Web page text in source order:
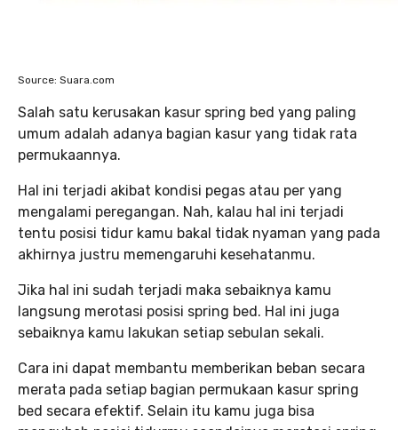
Source: Suara.com
Salah satu kerusakan kasur spring bed yang paling
umum adalah adanya bagian kasur yang tidak rata
permukaannya.
Hal ini terjadi akibat kondisi pegas atau per yang
mengalami peregangan. Nah, kalau hal ini terjadi
tentu posisi tidur kamu bakal tidak nyaman yang pada
akhirnya justru memengaruhi kesehatanmu.
Jika hal ini sudah terjadi maka sebaiknya kamu
langsung merotasi posisi spring bed. Hal ini juga
sebaiknya kamu lakukan setiap sebulan sekali.
Cara ini dapat membantu memberikan beban secara
merata pada setiap bagian permukaan kasur spring
bed secara efektif. Selain itu kamu juga bisa